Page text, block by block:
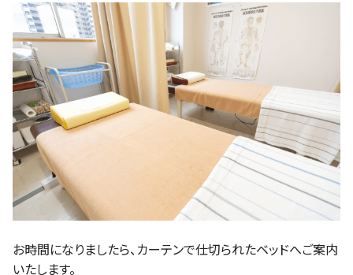
お時間になりましたら、カーテンで仕切られたベッドへご案内
いたします。